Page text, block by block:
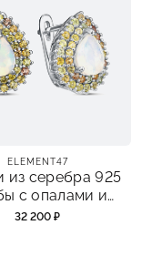
ELEMENT47
из серебра 925
с опалами и
сапфирами
32 200 ₽